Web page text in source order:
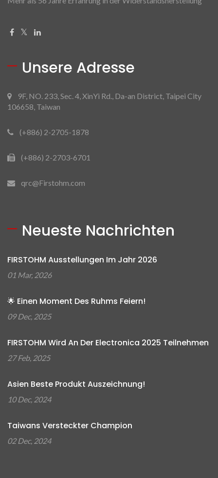
Unsere Adresse
9F, NO. 233, Sec. 4, XinYi Rd., Da-an District, Taipei City
106658, Taiwan
(+886) 2-2705-1878
(+886) 2-2703-6701
qrc@Firstohm.com
Neueste Nachrichten
FIRSTOHM Ausstellungen Im Jahr 2026
01 Mar, 2026
🌟 Einen Moment Des Ruhms Feiern!
09 Dec, 2025
FIRSTOHM Wird An Der Electronica 2025 Teilnehmen
27 Feb, 2025
Asien Beste Produkt Auszeichnung!
10 Dec, 2024
Taiwans Versteckter Champion
02 Dec, 2024